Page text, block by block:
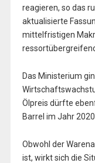
reagieren, so das
aktualisierte
mittelfristigen
Das Ministerium
Ölpreis dürfte
Barrel im Jahr
Obwohl der
ist, wirkt sich die